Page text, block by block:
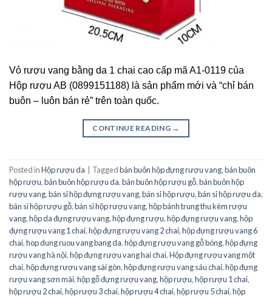
Vỏ rượu vang bằng da 1 chai cao cấp mã A1-0119 của
Hộp rượu AB (0899151188) là sản phẩm mới và “chỉ bán
buôn – luôn bán rẻ” trên toàn quốc.
CONTINUE READING →
Posted inHộp rượu da Taggedbán buôn hộp đựng rượu vang,bán buôn
hộp rượu,bán buôn hộp rượu da,bán buôn hộp rượu gỗ,bán buôn hộp
rượu vang,bán sỉ hộp đựng rượu vang,bán sỉ hộp rượu,bán sỉ hộp rượu da,
bán sỉ hộp rượu gỗ,bán sỉ hộp rượu vang,hộp bánh trung thu kèm rượu
vang,hộp da đựng rượu vang,hộp đựng rượu,hộp đựng rượu vang,hộp
đựng rượu vang 1 chai,hộp đựng rượu vang 2 chai,hộp đựng rượu vang 6
chai,hop dung ruou vang bang da,hộp đựng rượu vang gỗ bóng,hộp đựng
rượu vang hà nội,hộp đựng rượu vang hai chai,Hộp đựng rượu vang một
chai,hộp đựng rượu vang sài gòn,hộp đựng rượu vang sáu chai,hộp đựng
rượu vang sơn mài,hộp gỗ đựng rượu vang,hộp rượu,hộp rượu 1 chai,
hộp rượu 2 chai,hộp rượu 3 chai,hộp rượu 4 chai,hộp rượu 5 chai,hộp